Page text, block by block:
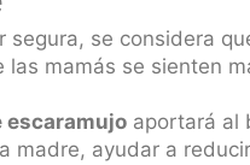
segura, se considera
las mamás se sienten
escaramujo aportará al
madre, ayudar a